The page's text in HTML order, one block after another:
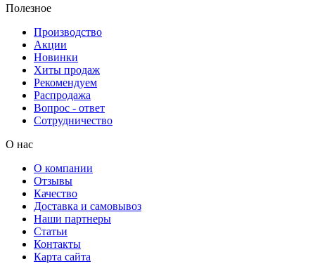
Полезное
Производство
Акции
Новинки
Хиты продаж
Рекомендуем
Распродажа
Вопрос - ответ
Сотрудничество
О нас
О компании
Отзывы
Качество
Доставка и самовывоз
Наши партнеры
Статьи
Контакты
Карта сайта